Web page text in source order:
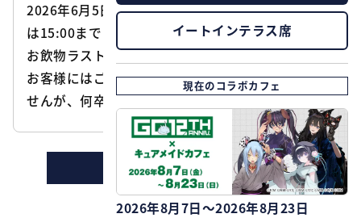
イートインテラス席
現在のコラボカフェ
2026年8月7日～2026年8月23日
2026年6月5日(金)はイベント準備の為、営業時間
は15:00まで（14:00お食事ラストオーダー、14:30
お飲物ラストオーダー）とさせていただきます。
お客様にはご迷惑をお掛けし、大変申し訳ございま
せんが、何卒御理解の程お願いいたします。
ニュースの一覧に戻る